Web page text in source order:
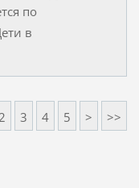
по
в
3 4 5 > >>